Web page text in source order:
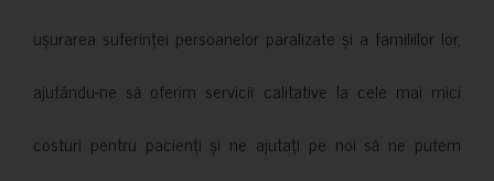
ușurarea suferinței persoanelor paralizate și a familiilor lor,
ajutându-ne să oferim servicii calitative la cele mai mici
costuri pentru pacienți și ne ajutați pe noi să ne putem